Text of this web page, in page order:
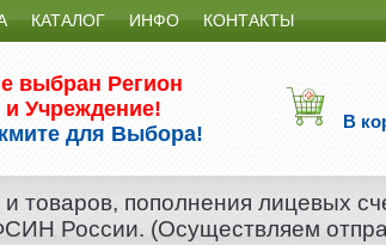
КАТАЛОГ ИНФО КОНТАКТЫ
выбран Регион
и Учреждение!
для Выбора!
В
и товаров, пополнения лицевых
России. (Осуществляем